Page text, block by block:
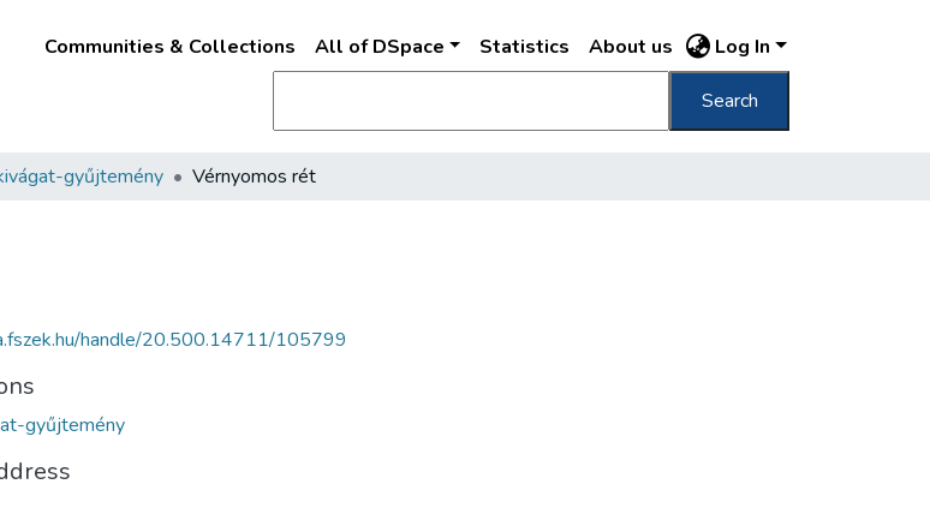
Communities & Collections All of DSpace Statistics About us Log In
Search
gyűjtemény Vérnyomos rét
handle/20.500.14711/105799
gyűjtemény